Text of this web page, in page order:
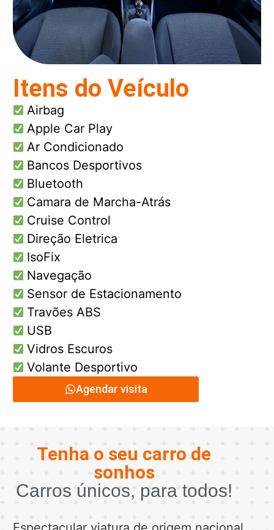
Itens do Veículo
Airbag
Apple Car Play
Ar Condicionado
Bancos Desportivos
Bluetooth
Camara de Marcha-Atrás
Cruise Control
Direção Eletrica
IsoFix
Navegação
Sensor de Estacionamento
Travões ABS
USB
Vidros Escuros
Volante Desportivo
Agendar visita
Tenha o seu carro de
sonhos
Carros únicos, para todos!